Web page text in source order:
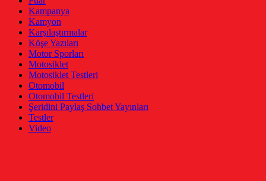
Kampanya
Kamyon
Karşılaştırmalar
Köşe Yazıları
Motor Sporları
Motosiklet
Motosiklet Testleri
Otomobil
Otomobil Testleri
Şeridini Paylaş Sohbet Yayınları
Testler
Video